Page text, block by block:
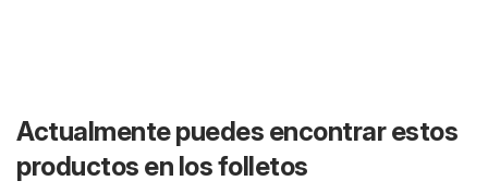
Actualmente puedes encontrar estos
productos en los folletos